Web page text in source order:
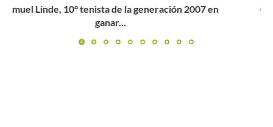
Colombia organizará sus primeros torneos profesionales
ITF el próximo mes...